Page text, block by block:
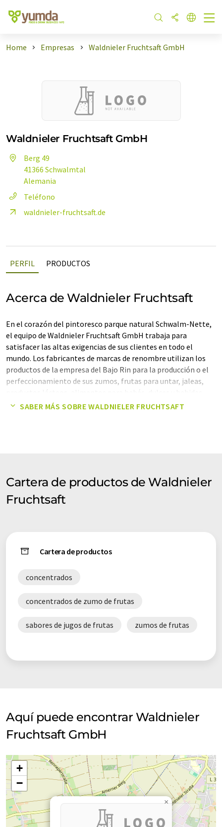
Home Empresas Waldnieler Fruchtsaft GmbH
Waldnieler Fruchtsaft GmbH
Berg 49
41366 Schwalmtal
Alemania
Teléfono
waldnieler-fruchtsaft.de
PERFIL PRODUCTOS
Acerca de Waldnieler Fruchtsaft
En el corazón del pintoresco parque natural Schwalm-Nette,
el equipo de Waldnieler Fruchtsaft GmbH trabaja para
satisfacer las altas exigencias de sus clientes en todo el
mundo. Los fabricantes de marcas de renombre utilizan los
productos de la empresa del Bajo Rin para la producción o el
perfeccionamiento de sus zumos, frutas para untar, jaleas,
espirituosas.
SABER MÁS SOBRE WALDNIELER FRUCHTSAFT
Cartera de productos de Waldnieler
Fruchtsaft
Cartera de productos
concentrados
concentrados de zumo de frutas
sabores de jugos de frutas zumos de frutas
Aquí puede encontrar Waldnieler
Fruchtsaft GmbH
×
+
−